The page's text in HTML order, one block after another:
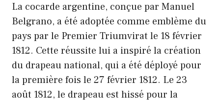
La cocarde argentine, conçue par Manuel
Belgrano, a été adoptée comme emblème du
pays par le Premier Triumvirat le 18 février
1812. Cette réussite lui a inspiré la création
du drapeau national, qui a été déployé pour
la première fois le 27 février 1812. Le 23
août 1812, le drapeau est hissé pour la